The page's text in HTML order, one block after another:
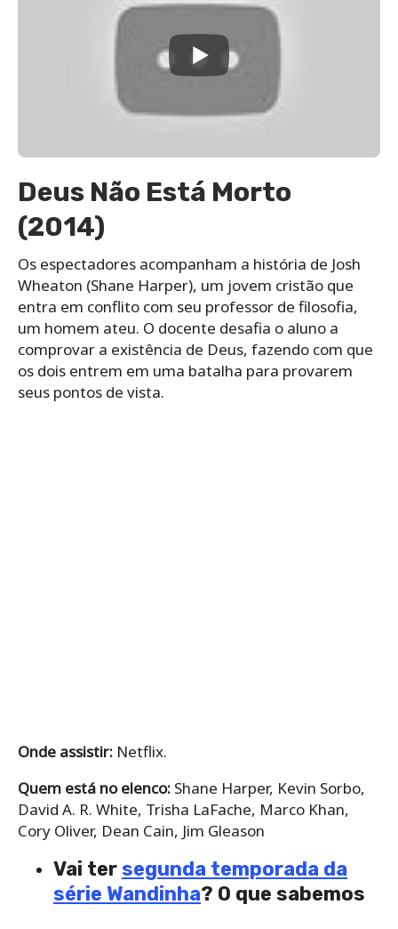
Deus Não Está Morto
(2014)
Os espectadores acompanham a história de Josh
Wheaton (Shane Harper), um jovem cristão que
entra em conflito com seu professor de filosofia,
um homem ateu. O docente desafia o aluno a
comprovar a existência de Deus, fazendo com que
os dois entrem em uma batalha para provarem
seus pontos de vista.
Onde assistir: Netflix.
Quem está no elenco: Shane Harper, Kevin Sorbo,
David A. R. White, Trisha LaFache, Marco Khan,
Cory Oliver, Dean Cain, Jim Gleason
Vai tersegunda temporada da
série Wandinha? O que sabemos